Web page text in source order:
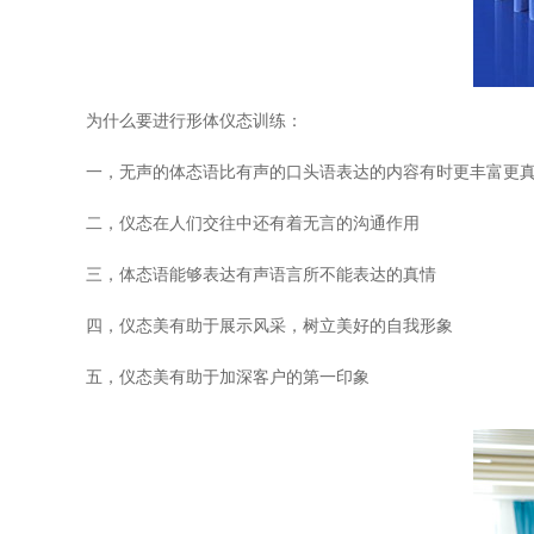
为什么要进行形体仪态训练：
一，无声的体态语比有声的口头语表达的内容有时更丰富更
二，仪态在人们交往中还有着无言的沟通作用
三，体态语能够表达有声语言所不能表达的真情
四，仪态美有助于展示风采，树立美好的自我形象
五，仪态美有助于加深客户的第一印象